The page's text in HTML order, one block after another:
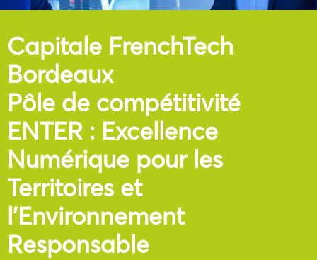
Capitale FrenchTech
Bordeaux
Pôle de compétitivité
ENTER : Excellence
Numérique pour les
Territoires et
l’Environnement
Responsable